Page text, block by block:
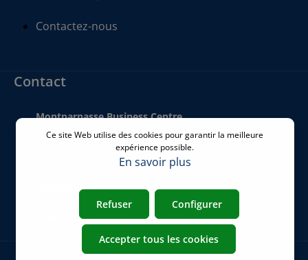
Contactez-nous
Contact
Montparnasse Business Centre
140 bis Rue de Rennes
Téléphone:+33 01 77 62 46 24
commercial@airicom.fr
Ce site Web utilise des cookies pour garantir la meilleure
expérience possible.
En savoir plus
Refuser Configurer
Accepter tous les cookies